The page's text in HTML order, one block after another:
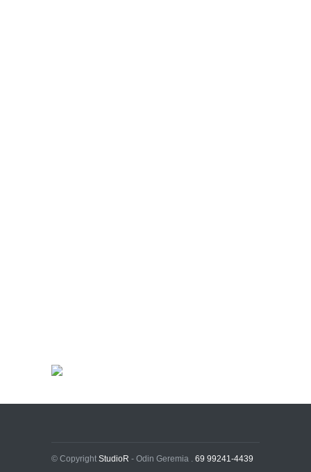
© Copyright StudioR - Odin Geremia . 69 99241-4439